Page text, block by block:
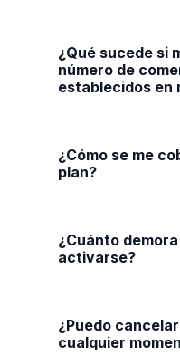
¿Qué sucede si
número de
establecidos en
¿Cómo se me
plan?
¿Cuánto
activarse?
¿Puedo
cualquier